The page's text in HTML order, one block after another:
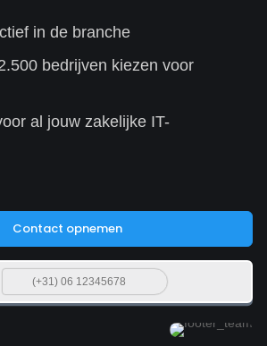
in de branche
bedrijven kiezen voor
al jouw zakelijke IT-
Contact opnemen